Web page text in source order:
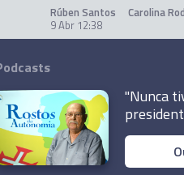
Rúben Santos
Carolina
9 Abr 12:38
© 2026
"Nunca